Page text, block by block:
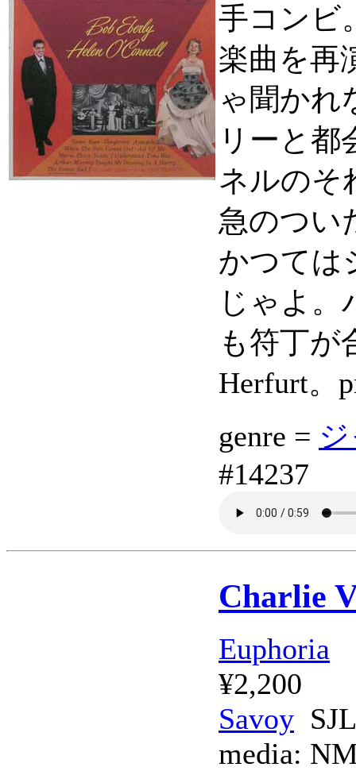
手コンビ
楽曲を再
ゃ聞かれ
リーと都
ネルのそ
急のつい
かつては
じゃよ。
も符丁が
Herfurt。
genre =
#14237
Charlie
Euphoria
¥2,200
Savoy
media: